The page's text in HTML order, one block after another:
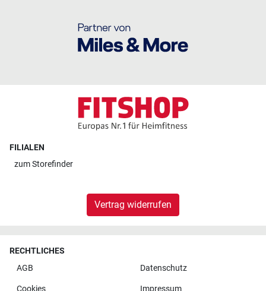
FILIALEN
zumStorefinder
Vertrag widerrufen
RECHTLICHES
AGB
Datenschutz
Cookies Impressum